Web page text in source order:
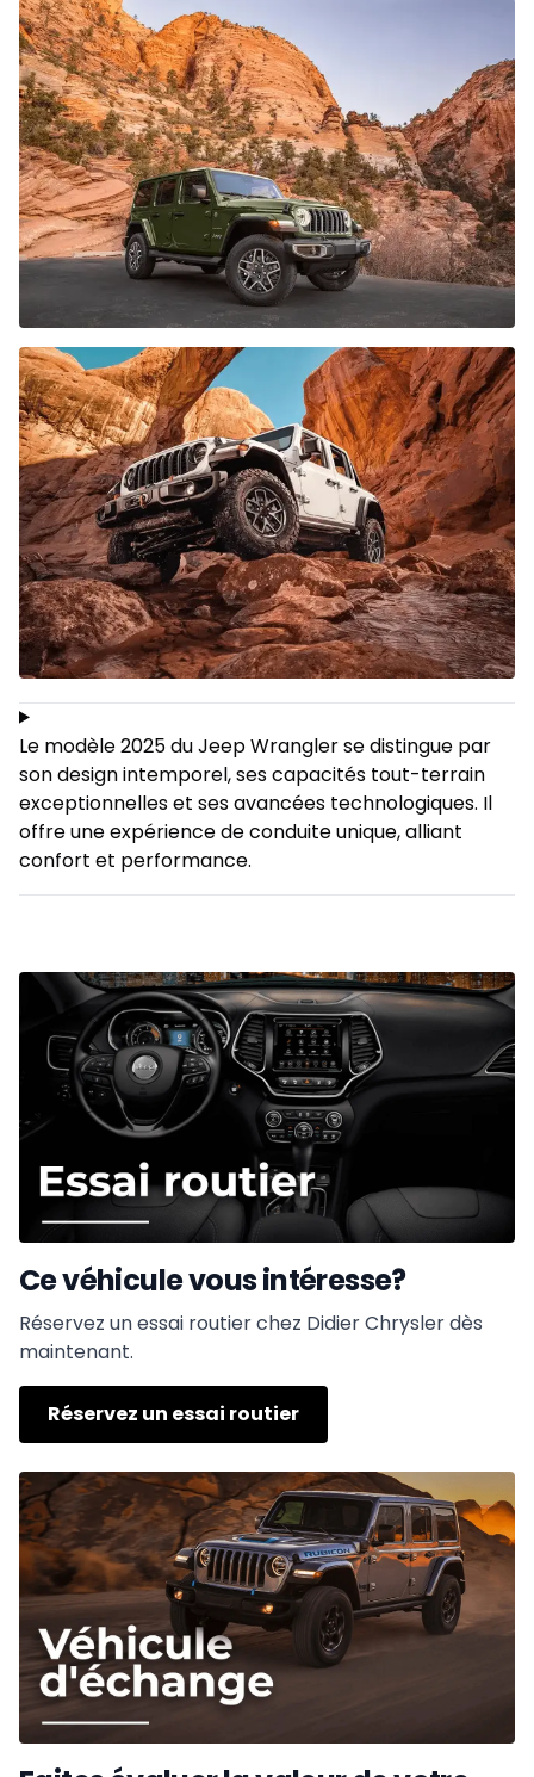
Le modèle 2025 du Jeep Wrangler se distingue par
son design intemporel, ses capacités tout-terrain
exceptionnelles et ses avancées technologiques. Il
offre une expérience de conduite unique, alliant
confort et performance.
Ce véhicule vous intéresse?
Réservez un essai routier chez Didier Chrysler dès
maintenant.
Réservez un essai routier